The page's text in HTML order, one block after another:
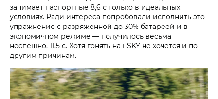
занимает паспортные 8,6 с только в идеальных
условиях. Ради интереса попробовали исполнить это
упражнение с разряженной до 30% батареей и в
экономичном режиме — получилось весьма
неспешно, 11,5 с. Хотя гонять на i‑SKY не хочется и по
другим причинам.